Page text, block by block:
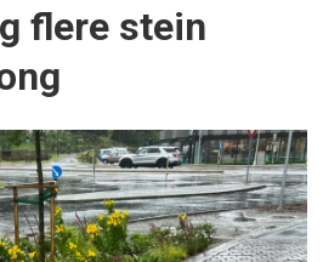
flere stein